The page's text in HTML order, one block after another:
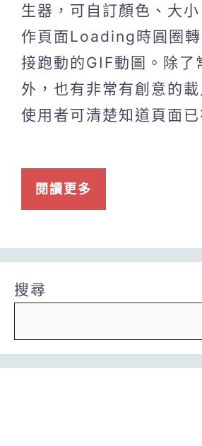
生器，可自訂顏色、大
作頁面Loading時圓圈
接跑動的GIF動圖。除了
外，也有非常有創意的
使用者可清楚知道頁面已
閱讀更多
搜尋